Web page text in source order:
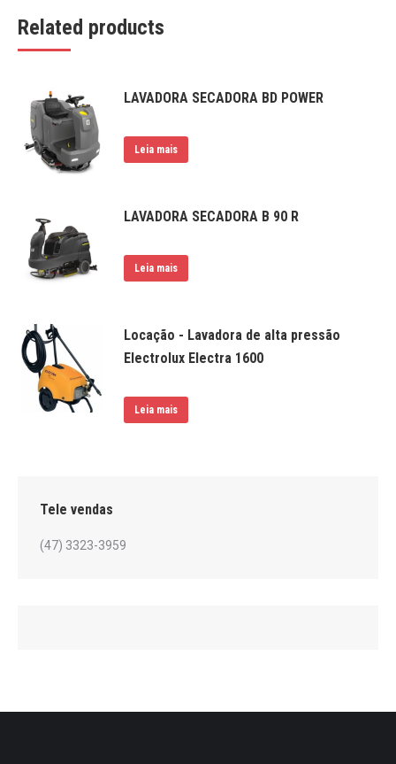
Related products
LAVADORA SECADORA BD POWER
Leia mais
LAVADORA SECADORA B 90 R
Leia mais
Locação - Lavadora de alta pressão
Electrolux Electra 1600
Leia mais
Tele vendas
(47) 3323-3959